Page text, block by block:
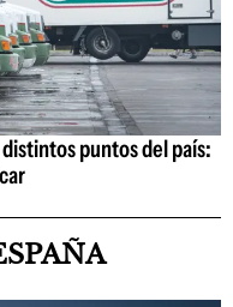
puntos del país: